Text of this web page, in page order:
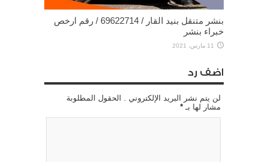
بنشر متنقل بنيد القار / 69622714‬ / رقم ارخص
خبراء بنشر
11 مارس، 2021
اضف رد
لن يتم نشر البريد الإلكتروني . الحقول المطلوبة
مشار لها بـ *